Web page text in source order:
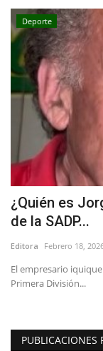
Deporte
¿Quién es
de la SADP...
Editora Febrero 18,
El empresario
Primera División...
PUBLICACIONES